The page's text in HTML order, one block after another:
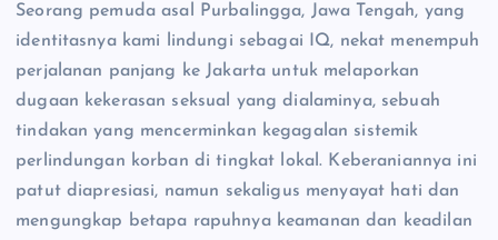
Seorang pemuda asal Purbalingga, Jawa Tengah, yang
identitasnya kami lindungi sebagai IQ, nekat menempuh
perjalanan panjang ke Jakarta untuk melaporkan
dugaan kekerasan seksual yang dialaminya, sebuah
tindakan yang mencerminkan kegagalan sistemik
perlindungan korban di tingkat lokal. Keberaniannya ini
patut diapresiasi, namun sekaligus menyayat hati dan
mengungkap betapa rapuhnya keamanan dan keadilan